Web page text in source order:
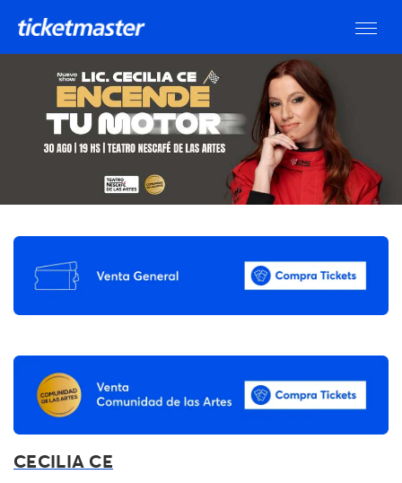
CECILIA CE